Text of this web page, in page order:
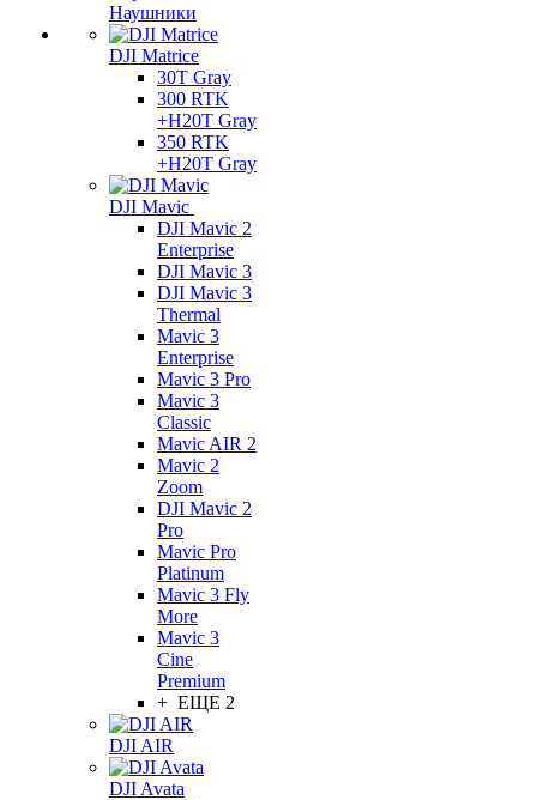
Наушники
DJI Matrice
30T Gray
300 RTK
+H20T Gray
350 RTK
+H20T Gray
DJI Mavic
DJI Mavic 2
Enterprise
DJI Mavic 3
DJI Mavic 3
Thermal
Mavic 3
Enterprise
Mavic 3 Pro
Mavic 3
Сlassic
Mavic AIR 2
Mavic 2
Zoom
DJI Mavic 2
Pro
Mavic Pro
Platinum
Mavic 3 Fly
More
Mavic 3
Cine
Premium
+ ЕЩЕ 2
DJI AIR
DJI Avata